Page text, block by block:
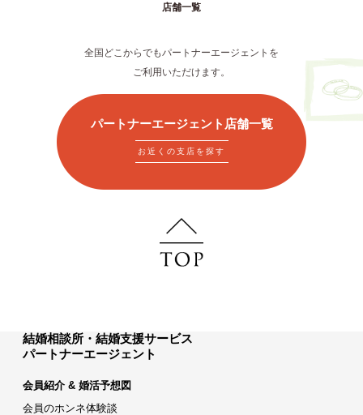
店舗一覧
全国どこからでもパートナーエージェントを
ご利用いただけます。
パートナーエージェント店舗一覧
お近くの支店を探す
結婚相談所・結婚支援サービス
パートナーエージェント
会員紹介 & 婚活予想図
会員のホンネ体験談